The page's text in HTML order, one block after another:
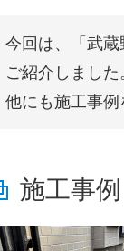
今回は、「武
ご紹介しました
他にも施工事例
施工事例